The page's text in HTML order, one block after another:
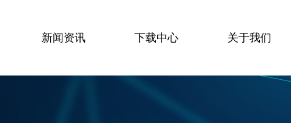
新闻资讯 下载中心 关于我们